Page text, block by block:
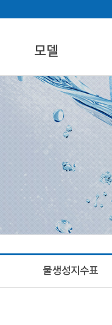
모델
에어워터 제품
에어워터 시스템 개요
제품규격별 제원
물생성지수표